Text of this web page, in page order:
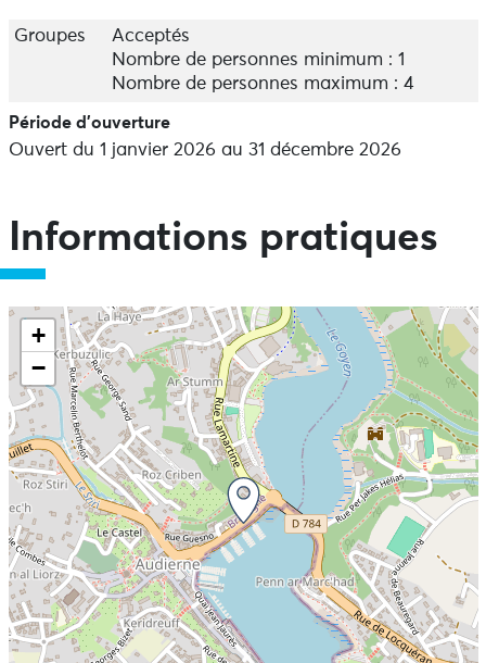
Groupes
Acceptés
Nombre de personnes minimum : 1
Nombre de personnes maximum : 4
Période d'ouverture
Ouvert du 1 janvier 2026 au 31 décembre 2026
Informations pratiques
+
−